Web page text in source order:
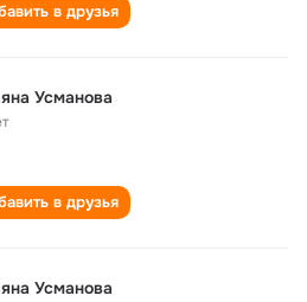
в друзья
Усманова
в друзья
Усманова